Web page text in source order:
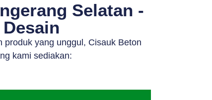
Selatan -
yang unggul, Cisauk Beton
kami sediakan: